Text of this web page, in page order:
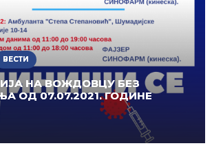
ВЕСТИ
НА ВОЖДОВЦУ БЕЗ
ОД 07.07.2021. ГОДИНЕ